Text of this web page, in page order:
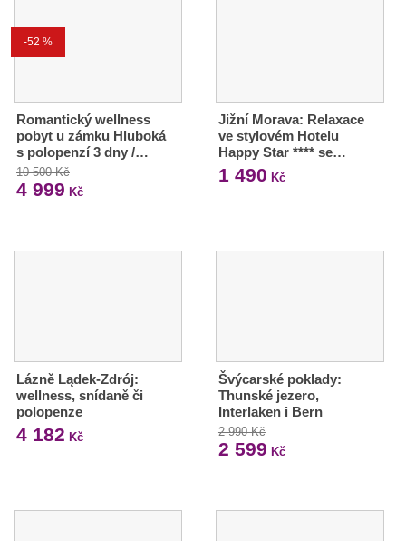
-52 %
Romantický wellness
pobyt u zámku Hluboká
s polopenzí 3 dny /…
10 500 Kč
4 999 Kč
Jižní Morava: Relaxace
ve stylovém Hotelu
Happy Star **** se…
1 490 Kč
Lázně Lądek-Zdrój:
wellness, snídaně či
polopenze
4 182 Kč
Švýcarské poklady:
Thunské jezero,
Interlaken i Bern
2 990 Kč
2 599 Kč